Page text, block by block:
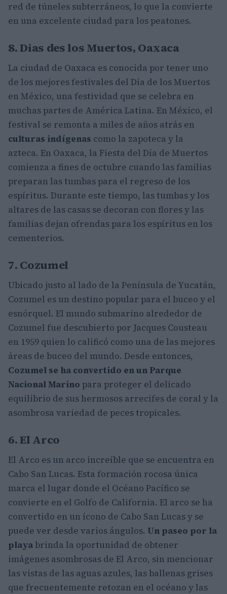
red de túneles subterráneos, lo que la convierte
en una excelente ciudad para los peatones.
8. Dias des los Muertos, Oaxaca
La ciudad de Oaxaca es conocida por tener uno
de los mejores festivales del Día de los Muertos
en México, una festividad que se celebra en
muchas partes de América Latina. En México, el
festival se remonta a miles de años atrás en
culturas indígenas como la zapoteca y la
azteca. En Oaxaca, la Fiesta del Día de Muertos
comienza a fines de octubre cuando las familias
preparan las tumbas para el regreso de los
espíritus. Durante este tiempo, las tumbas y los
altares de las casas se decoran con flores y las
familias dejan ofrendas para los espíritus en los
cementerios.
7. Cozumel
Ubicado justo al lado de la Península de Yucatán,
Cozumel es un destino popular para el buceo y el
esnórquel. El mundo submarino alrededor de
Cozumel fue descubierto por Jacques Cousteau
en 1959 quien lo calificó como una de las mejores
áreas de buceo del mundo. Desde entonces,
Cozumel se ha convertido en un Parque
Nacional Marino para proteger el delicado
equilibrio de sus hermosos arrecifes de coral y la
asombrosa variedad de peces tropicales.
6. El Arco
El Arco es un arco increíble que se encuentra en
Cabo San Lucas. Esta formación rocosa única
marca el lugar donde el Océano Pacífico se
convierte en el Golfo de California. El arco se ha
convertido en un ícono de Cabo San Lucas y se
puede ver desde varios ángulos. Un paseo por la
playabrinda la oportunidad de obtener
imágenes asombrosas de El Arco, sin mencionar
las vistas de las aguas azules, las ballenas grises
que frecuentemente retozan en el océano y las